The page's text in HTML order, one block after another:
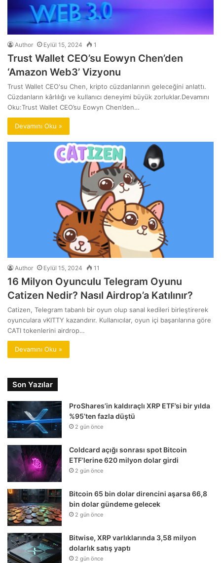
Author Eylül 15, 2024 1
Trust Wallet CEO’su Eowyn Chen’den
‘Amazon Web3’ Vizyonu
Trust Wallet CEO'su Chen, kripto cüzdanlarının geleceğini anlattı.
Cüzdanların kârlılığı ve kullanıcı deneyimi büyük zorluklar.Devamını
Oku:Trust Wallet CEO’su Eowyn Chen’den…
Devamını Oku »
Author Eylül 15, 2024 11
16 Milyon Oyunculu Telegram Oyunu
Catizen Nedir? Nasıl Airdrop’a Katılınır?
Catizen, Telegram tabanlı bir oyun olup sanal kedileri birleştirerek
oyunculara vKITTY kazandırır. Kullanıcılar, oyun içi başarılarına göre
CATI tokenlerini airdrop…
Devamını Oku »
Son Yazılar
ProShares’in kaldıraçlı XRP ETF’si bir yılda
%95’ten fazla düştü
2 gün önce
Coldcard açığı sonrası spot Bitcoin
ETF’lerine 620 milyon dolar girdi
2 gün önce
Bitcoin 65 bin dolar direncini aşarsa 66,8
bin dolar gündeme gelecek
2 gün önce
Bitwise, XRP varlıklarında 3,58 milyon
dolarlık satış yaptı
2 gün önce